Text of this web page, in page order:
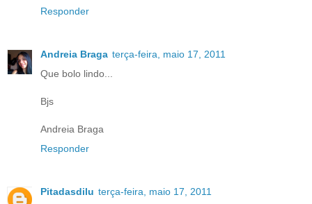
Responder
Andreia Braga terça-feira, maio 17, 2011
Que bolo lindo...
Bjs
Andreia Braga
Responder
Pitadasdilu terça-feira, maio 17, 2011